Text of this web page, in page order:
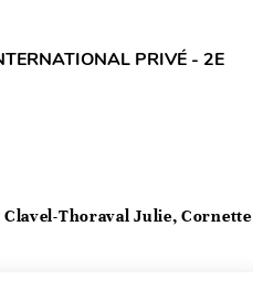
PRIVÉ - 2E
Clavel-Thoraval Julie, Cornette